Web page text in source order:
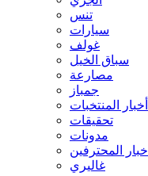
تنس
سيارات
غولف
سباق الخيل
مصارعة
جمباز
أخبار المنتخبات
تحقيقات
مدونات
أخبار المحترفين
غاليري